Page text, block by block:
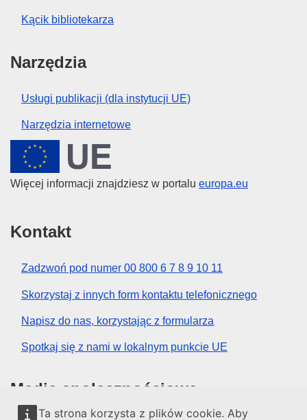
Ta strona korzysta z plików cookie. Aby
Kącik bibliotekarza
Narzędzia
Usługi publikacji (dla instytucji UE)
Narzędzia internetowe
Unia Europejska
Więcej informacji znajdziesz w portalu europa.eu
Kontakt
Zadzwoń pod numer 00 800 6 7 8 9 10 11
Skorzystaj z innych form kontaktu telefonicznego
Napisz do nas, korzystając z formularza
Spotkaj się z nami w lokalnym punkcie UE
Media społecznościowe